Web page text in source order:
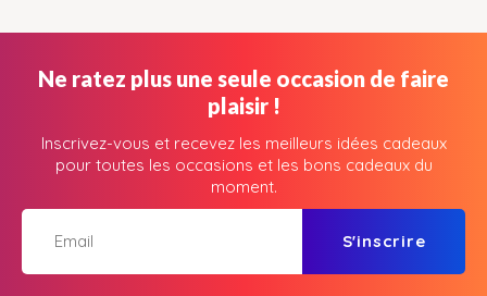
Ne ratez plus une seule occasion de faire
plaisir !
Inscrivez-vous et recevez les meilleurs idées cadeaux
pour toutes les occasions et les bons cadeaux du
moment.
S'inscrire